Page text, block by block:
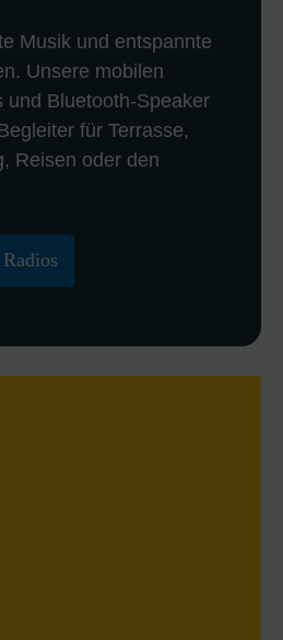
Musik und entspannte
Unsere mobilen
und Bluetooth-Speaker
für Terrasse,
Reisen oder den